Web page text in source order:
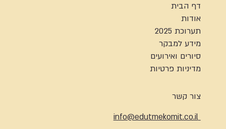
דף הבית
אודות
תערוכת 2025
מידע למבקר
סיורים ואירועים
מדיניות פרטיות
צור קשר
info@edutmekomit.co.il